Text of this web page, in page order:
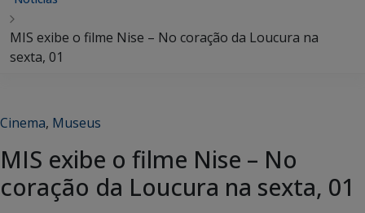
MIS exibe o filme Nise – No coração da Loucura na
sexta, 01
Cinema, Museus
MIS exibe o filme Nise – No
coração da Loucura na sexta, 01